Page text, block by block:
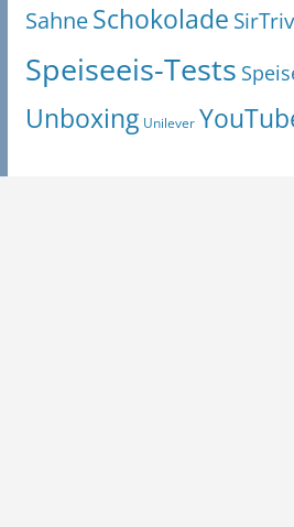
SahneSchokolade
Speiseeis-Tests
Unboxing Unilever